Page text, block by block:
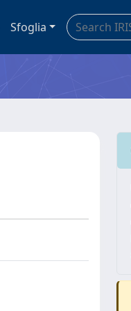
Sfoglia